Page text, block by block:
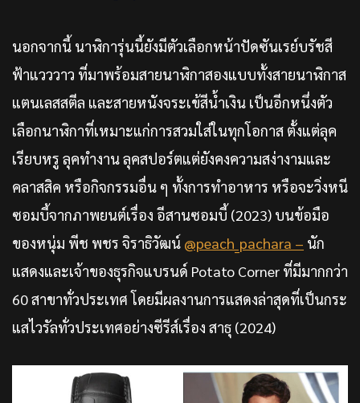
นอกจากนี้ นาฬิการุ่นนี้ยังมีตัวเลือกหน้าปัดซันเรย์บรัชสี
ฟ้าแวววาว ที่มาพร้อมสายนาฬิกาสองแบบทั้งสายนาฬิกาส
แตนเลสสตีล และสายหนังจระเข้สีน้ำเงิน เป็นอีกหนึ่งตัว
เลือกนาฬิกาที่เหมาะแก่การสวมใส่ในทุกโอกาส ตั้งแต่ลุค
เรียบหรู ลุคทำงาน ลุคสปอร์ตแต่ยังคงความสง่างามและ
คลาสสิค หรือกิจกรรมอื่น ๆ ทั้งการทำอาหาร หรือจะวิ่งหนี
ซอมบี้จากภาพยนต์เรื่อง อีสานซอมบี้ (2023) บนข้อมือ
ของหนุ่ม พีช พชร จิราธิวัฒน์ @peach_pachara – นัก
แสดงและเจ้าของธุรกิจแบรนด์ Potato Corner ที่มีมากกว่า
60 สาขาทั่วประเทศ โดยมีผลงานการแสดงล่าสุดที่เป็นกระ
แสไวรัลทั่วประเทศอย่างซีรีส์เรื่อง สาธุ (2024)